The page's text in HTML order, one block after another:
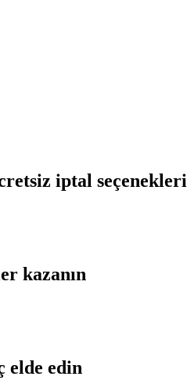
iptal seçenekleri
kazanın
elde edin